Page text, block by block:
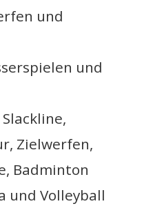
und
und
Zielwerfen,
Badminton
und Volleyball